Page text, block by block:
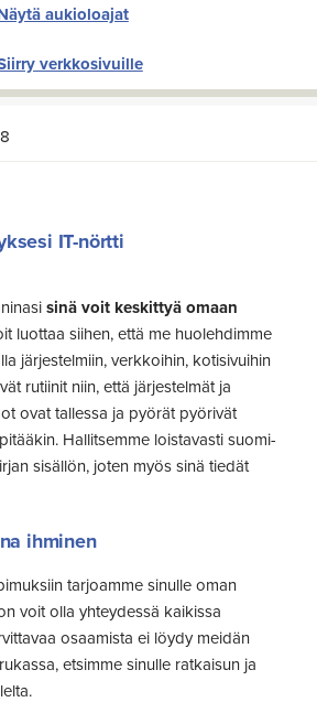
aukioloajat
verkkosivuille
IT-nörtti
sinä voit keskittyä omaan
luottaa siihen, että me huolehdimme
järjestelmiin, verkkoihin, kotisivuihin
rutiinit niin, että järjestelmät ja
ovat tallessa ja pyörät pyörivät
Hallitsemme loistavasti suomi-
sisällön, joten myös sinä tiedät
ihminen
tarjoamme sinulle oman
voit olla yhteydessä kaikissa
osaamista ei löydy meidän
etsimme sinulle ratkaisun ja